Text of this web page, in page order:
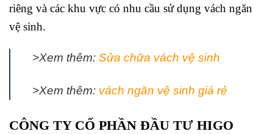
riêng và các khu vực có nhu cầu sử dụng vách ngăn
vệ sinh.
>Xem thêm: Sửa chữa vách vệ sinh
>Xem thêm: vách ngăn vệ sinh giá rẻ
CÔNG TY CỔ PHẦN ĐẦU TƯ HIGO